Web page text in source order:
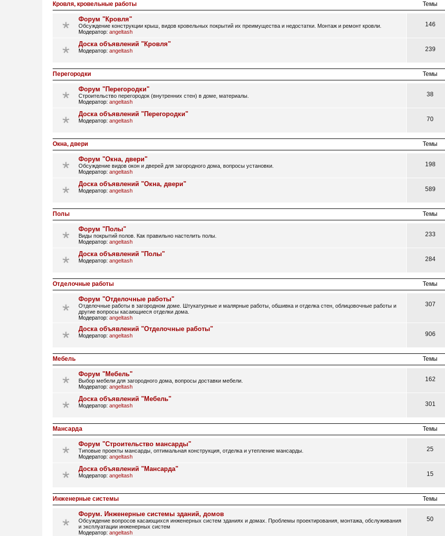
Кровля, кровельные работы Темы
Форум "Кровля"
Обсуждение конструкции крыш, видов кровельных покрытий их преимущества и недостатки. Монтаж и ремонт кровли.
Модератор: angeltash
146
Доска объявлений "Кровля"
Модератор: angeltash 239
Перегородки Темы
Форум "Перегородки"
Строительство перегородок (внутренних стен) в доме, материалы.
Модератор: angeltash
38
Доска объявлений "Перегородки"
Модератор: angeltash 70
Окна, двери Темы
Форум "Окна, двери"
Обсуждение видов окон и дверей для загородного дома, вопросы установки.
Модератор: angeltash
198
Доска объявлений "Окна, двери"
Модератор: angeltash 589
Полы Темы
Форум "Полы"
Виды покрытий полов. Как правильно настелить полы.
Модератор: angeltash
233
Доска объявлений "Полы"
Модератор: angeltash 284
Отделочные работы Темы
Форум "Отделочные работы"
Отделочные работы в загородном доме. Штукатурные и малярные работы, обшивка и отделка стен, облицовочные работы и
другие вопросы касающиеся отделки дома.
Модератор: angeltash
307
Доска объявлений "Отделочные работы"
Модератор: angeltash 906
Мебель Темы
Форум "Мебель"
Выбор мебели для загородного дома, вопросы доставки мебели.
Модератор: angeltash
162
Доска объявлений "Мебель"
Модератор: angeltash 301
Мансарда Темы
Форум "Строительство мансарды"
Типовые проекты мансарды, оптимальная конструкция, отделка и утепление мансарды.
Модератор: angeltash
25
Доска объявлений "Мансарда"
Модератор: angeltash 15
Инженерные системы Темы
Форум. Инженерные системы зданий, домов
Обсуждение вопросов касающихся инженерных систем зданиях и домах. Проблемы проектирования, монтажа, обслуживания
и эксплуатации инженерных систем
Модератор: angeltash
50